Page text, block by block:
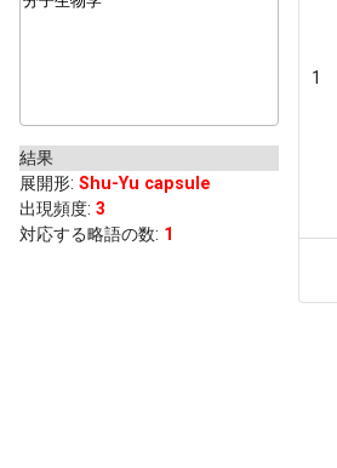
結果
展開形: Shu-Yu capsule
出現頻度: 3
対応する略語の数: 1
1